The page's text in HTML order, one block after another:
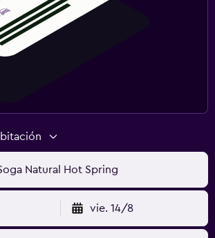
Natural Hot Spring
vie. 14/8